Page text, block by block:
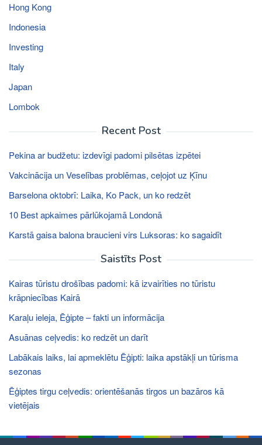
Hong Kong
Indonesia
Investing
Italy
Japan
Lombok
Recent Post
Pekina ar budžetu: izdevīgi padomi pilsētas izpētei
Vakcinācija un Veselības problēmas, ceļojot uz Ķīnu
Barselona oktobrī: Laika, Ko Pack, un ko redzēt
10 Best apkaimes pārlūkojamā Londonā
Karstā gaisa balona braucieni virs Luksoras: ko sagaidīt
Saistīts Post
Kairas tūristu drošības padomi: kā izvairīties no tūristu
krāpniecības Kairā
Karaļu ieleja, Ēģipte – fakti un informācija
Asuānas ceļvedis: ko redzēt un darīt
Labākais laiks, lai apmeklētu Ēģipti: laika apstākļi un tūrisma
sezonas
Ēģiptes tirgu ceļvedis: orientēšanās tirgos un bazāros kā
vietējais